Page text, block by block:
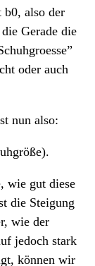
b0, also der
Gerade die
oder auch
nun also:
wie gut diese
die Steigung
wie der
jedoch stark
können wir